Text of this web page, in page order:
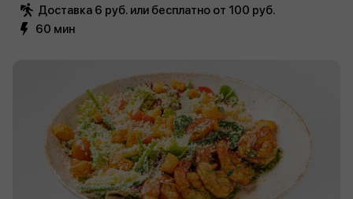
Доставка 6 руб. или бесплатно от 100 руб.
60 мин